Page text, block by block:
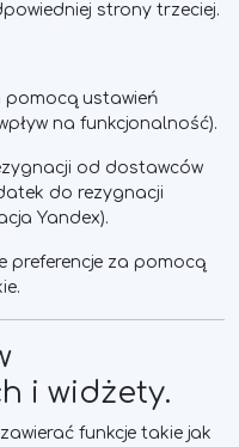
strony trzeciej.
pomocą ustawień
na funkcjonalność).
od dostawców
do rezygnacji
Yandex).
preferencje za pomocą
i widżety.
funkcje takie jak